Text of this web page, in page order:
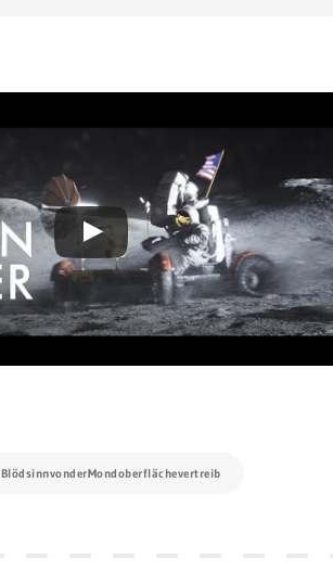
BlödsinnvonderMondoberflächevertreib